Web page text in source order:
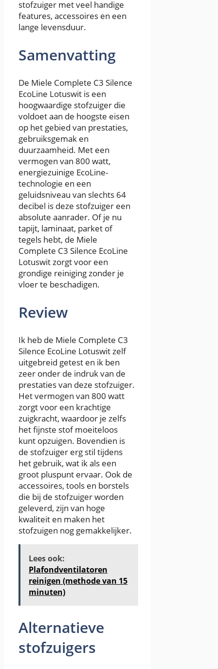
stofzuiger met veel handige
features, accessoires en een
lange levensduur.
Samenvatting
De Miele Complete C3 Silence
EcoLine Lotuswit is een
hoogwaardige stofzuiger die
voldoet aan de hoogste eisen
op het gebied van prestaties,
gebruiksgemak en
duurzaamheid. Met een
vermogen van 800 watt,
energiezuinige EcoLine-
technologie en een
geluidsniveau van slechts 64
decibel is deze stofzuiger een
absolute aanrader. Of je nu
tapijt, laminaat, parket of
tegels hebt, de Miele
Complete C3 Silence EcoLine
Lotuswit zorgt voor een
grondige reiniging zonder je
vloer te beschadigen.
Review
Ik heb de Miele Complete C3
Silence EcoLine Lotuswit zelf
uitgebreid getest en ik ben
zeer onder de indruk van de
prestaties van deze stofzuiger.
Het vermogen van 800 watt
zorgt voor een krachtige
zuigkracht, waardoor je zelfs
het fijnste stof moeiteloos
kunt opzuigen. Bovendien is
de stofzuiger erg stil tijdens
het gebruik, wat ik als een
groot pluspunt ervaar. Ook de
accessoires, tools en borstels
die bij de stofzuiger worden
geleverd, zijn van hoge
kwaliteit en maken het
stofzuigen nog gemakkelijker.
Lees ook:
Plafondventilatoren
reinigen (methode van 15
minuten)
Alternatieve
stofzuigers